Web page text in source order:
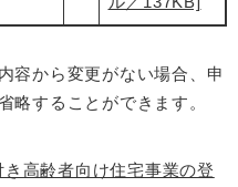
から変更がない場合、申
略することができます。
高齢者向け住宅事業の登